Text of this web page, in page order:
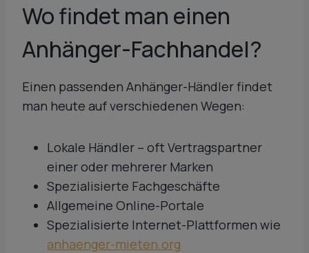
Wo findet man einen
Anhänger-Fachhandel?
Einen passenden Anhänger-Händler findet
man heute auf verschiedenen Wegen:
Lokale Händler – oft Vertragspartner
einer oder mehrerer Marken
Spezialisierte Fachgeschäfte
Allgemeine Online-Portale
Spezialisierte Internet-Plattformen wie
anhaenger-mieten.org